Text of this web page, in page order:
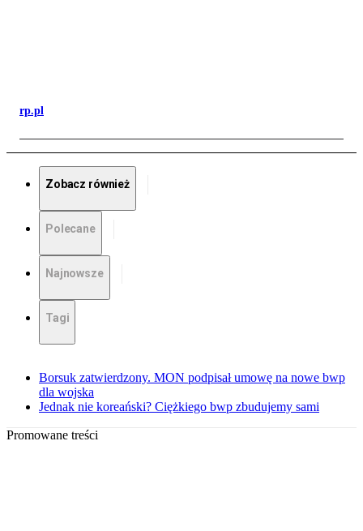
rp.pl
Zobacz również
Polecane
Najnowsze
Tagi
Borsuk zatwierdzony. MON podpisał umowę na nowe bwp
dla wojska
Jednak nie koreański? Ciężkiego bwp zbudujemy sami
Promowane treści